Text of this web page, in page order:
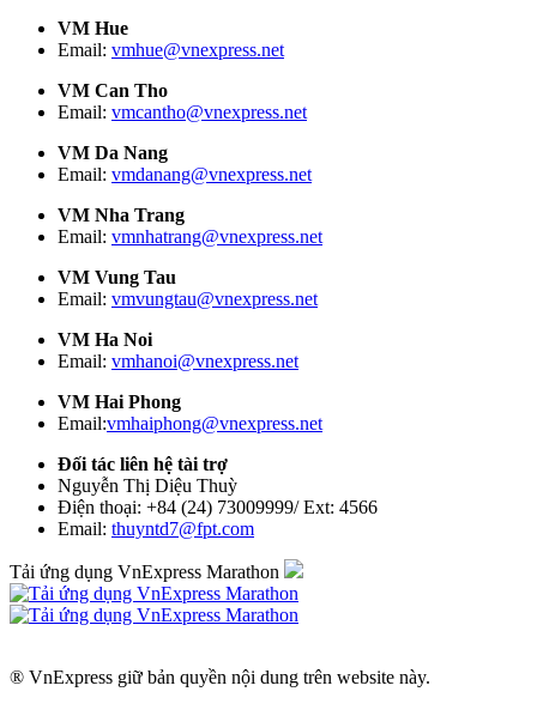
VM Hue
Email: vmhue@vnexpress.net
VM Can Tho
Email: vmcantho@vnexpress.net
VM Da Nang
Email: vmdanang@vnexpress.net
VM Nha Trang
Email: vmnhatrang@vnexpress.net
VM Vung Tau
Email: vmvungtau@vnexpress.net
VM Ha Noi
Email: vmhanoi@vnexpress.net
VM Hai Phong
Email:vmhaiphong@vnexpress.net
Đối tác liên hệ tài trợ
Nguyễn Thị Diệu Thuỳ
Điện thoại: +84 (24) 73009999/ Ext: 4566
Email: thuyntd7@fpt.com
Tải ứng dụng VnExpress Marathon
® VnExpress giữ bản quyền nội dung trên website này.